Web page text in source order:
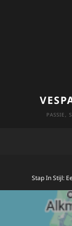
PASSIE,
Stap In Stijl: